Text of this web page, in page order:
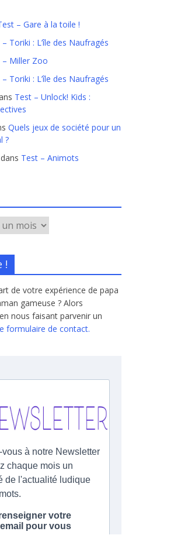
– Gare à la toile !
Toriki : L’île des Naufragés
– Miller Zoo
Toriki : L’île des Naufragés
Test – Unlock! Kids :
Quels jeux de société pour un
?
dans Test – Animots
!
de votre expérience de papa
gameuse ? Alors
nous faisant parvenir un
formulaire de contact.